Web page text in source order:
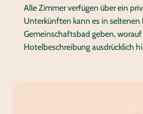
Alle Zimmer verfügen über ein
Unterkünften kann es in seltenen
Gemeinschaftsbad geben,
Hotelbeschreibung ausdrücklich